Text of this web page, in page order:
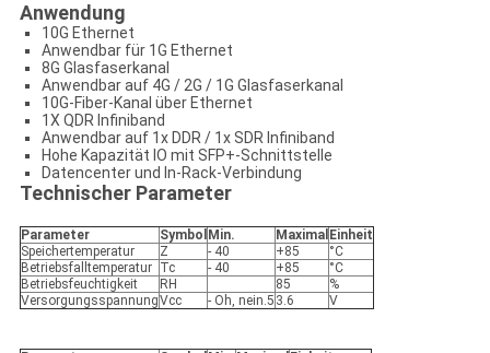
Anwendung
10G Ethernet
Anwendbar für 1G Ethernet
8G Glasfaserkanal
Anwendbar auf 4G / 2G / 1G Glasfaserkanal
10G-Fiber-Kanal über Ethernet
1X QDR Infiniband
Anwendbar auf 1x DDR / 1x SDR Infiniband
Hohe Kapazität IO mit SFP+-Schnittstelle
Datencenter und In-Rack-Verbindung
Technischer Parameter
Parameter Symbol Min. Maximal Einheit
Speichertemperatur
Z - 40 +85
°C
Betriebsfalltemperatur Tc - 40 +85
°C
Betriebsfeuchtigkeit
RH 85
%
VersorgungsspannungVcc - Oh, nein.5 3.6 V